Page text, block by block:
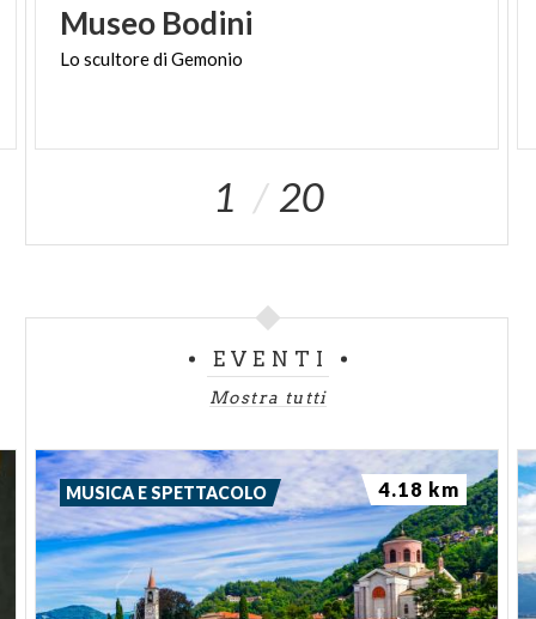
Museo Bodini
Lo scultorediGemonio
1 20
EVENTI
Mostra tutti
MUSICA E SPETTACOLO 4.18 km